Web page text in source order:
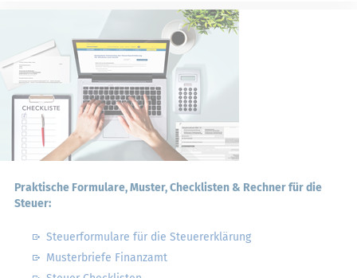
Praktische Formulare, Muster, Checklisten & Rechner für die
Steuer:
Steuerformulare für die Steuererklärung
Musterbriefe Finanzamt